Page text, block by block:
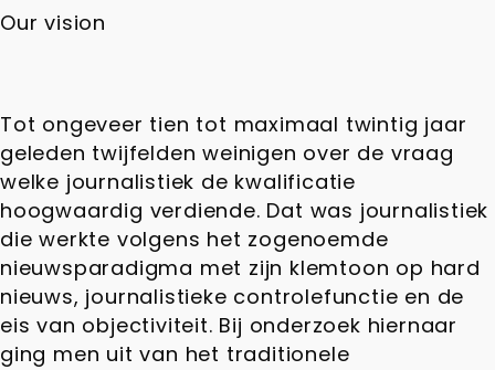
Our vision
Tot ongeveer tien tot maximaal twintig jaar
geleden twijfelden weinigen over de vraag
welke journalistiek de kwalificatie
hoogwaardig verdiende. Dat was journalistiek
die werkte volgens het zogenoemde
nieuwsparadigma met zijn klemtoon op hard
nieuws, journalistieke controlefunctie en de
eis van objectiviteit. Bij onderzoek hiernaar
ging men uit van het traditionele